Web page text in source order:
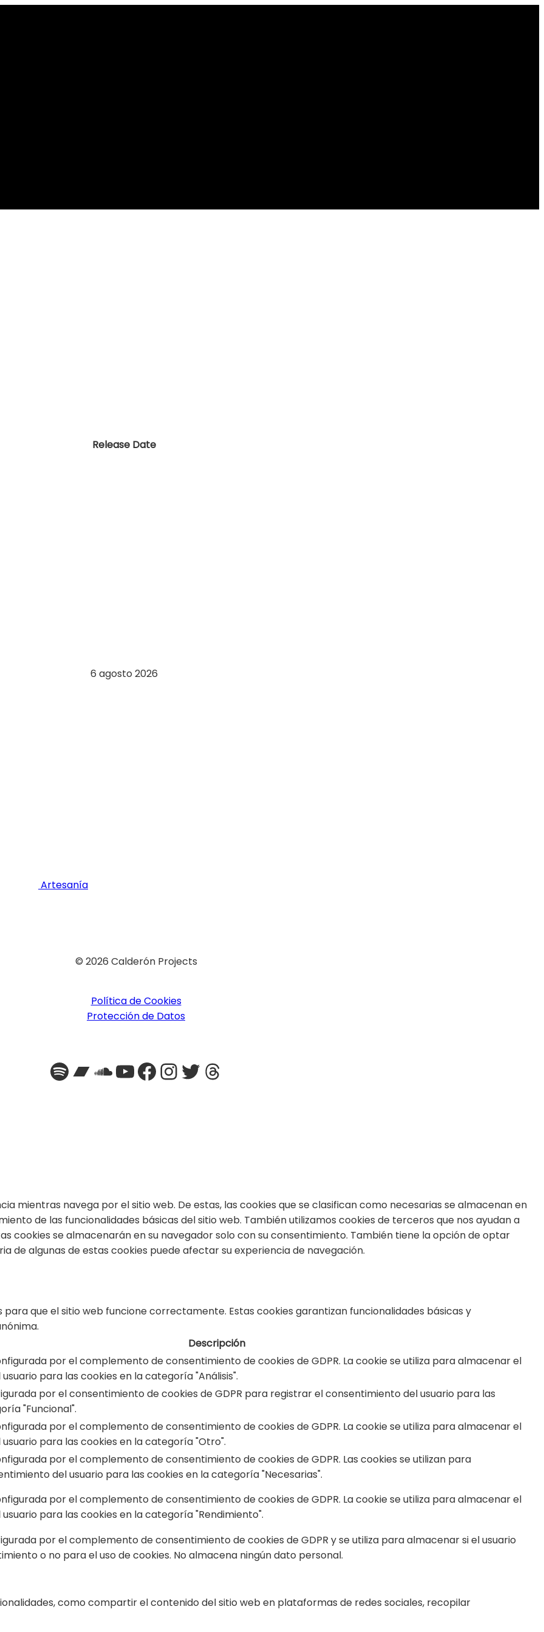
Release Date
Artesanía
6 agosto 2026
© 2026 Calderón Projects
Política de Cookies
Protección de Datos
Spotify
Bandcamp
SoundCloud
YouTube
Facebook
Instagram
Twitter
Threads
mientras navega por el sitio web. De estas, las cookies que se clasifican como necesarias se almacenan en
de las funcionalidades básicas del sitio web. También utilizamos cookies de terceros que nos ayudan a
cookies se almacenarán en su navegador solo con su consentimiento. También tiene la opción de optar
de algunas de estas cookies puede afectar su experiencia de navegación.
que el sitio web funcione correctamente. Estas cookies garantizan funcionalidades básicas y
Descripción
por el complemento de consentimiento de cookies de GDPR. La cookie se utiliza para almacenar el
para las cookies en la categoría "Análisis".
por el consentimiento de cookies de GDPR para registrar el consentimiento del usuario para las
"Funcional".
por el complemento de consentimiento de cookies de GDPR. La cookie se utiliza para almacenar el
para las cookies en la categoría "Otro".
por el complemento de consentimiento de cookies de GDPR. Las cookies se utilizan para
del usuario para las cookies en la categoría "Necesarias".
por el complemento de consentimiento de cookies de GDPR. La cookie se utiliza para almacenar el
para las cookies en la categoría "Rendimiento".
por el complemento de consentimiento de cookies de GDPR y se utiliza para almacenar si el usuario
o no para el uso de cookies. No almacena ningún dato personal.
como compartir el contenido del sitio web en plataformas de redes sociales, recopilar